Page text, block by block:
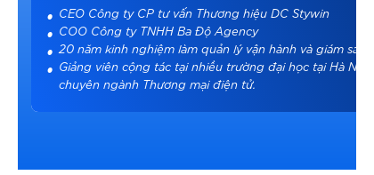
CEO Công ty CP tư vấn Thương hiệu DC Stywin
COO Công ty TNHH Ba Độ Agency
20 năm kinh nghiệm làm quản lý vận hành và giám sát
Giảng viên cộng tác tại nhiều trường đại học tại Hà Nội
chuyên ngành Thương mại điện tử.